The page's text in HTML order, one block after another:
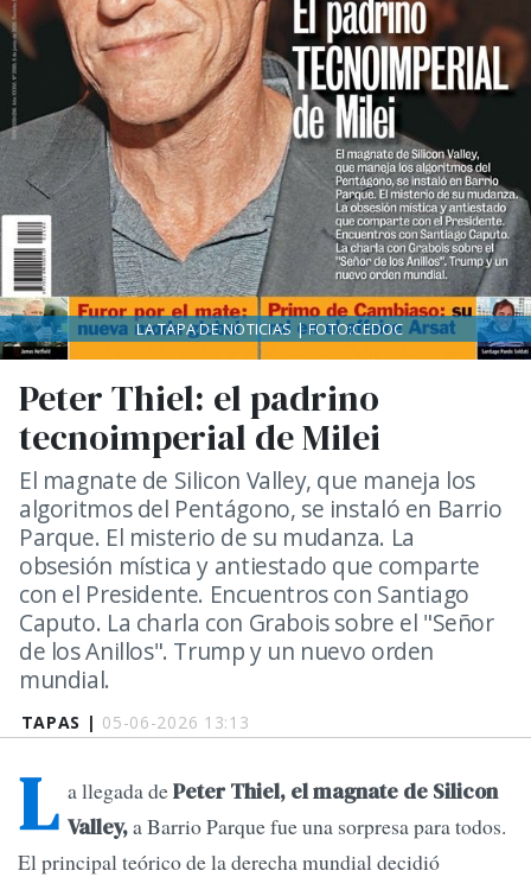
TAPAS | 05-06-2026 13:13
Peter Thiel: el padrino
tecnoimperial de Milei
El magnate de Silicon Valley, que maneja los
algoritmos del Pentágono, se instaló en Barrio
Parque. El misterio de su mudanza. La
obsesión mística y antiestado que comparte
con el Presidente. Encuentros con Santiago
Caputo. La charla con Grabois sobre el "Señor
de los Anillos". Trump y un nuevo orden
mundial.
LA TAPA DE NOTICIAS | FOTO:CEDOC
L a llegada dePeter Thiel, el magnate de Silicon
Valley,a Barrio Parque fue una sorpresa para todos.
El principal teórico de la derecha mundial decidió